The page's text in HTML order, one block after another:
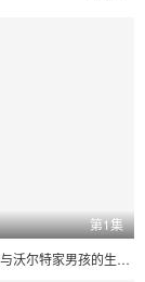
第1集
我与沃尔特家男孩的生活第三季